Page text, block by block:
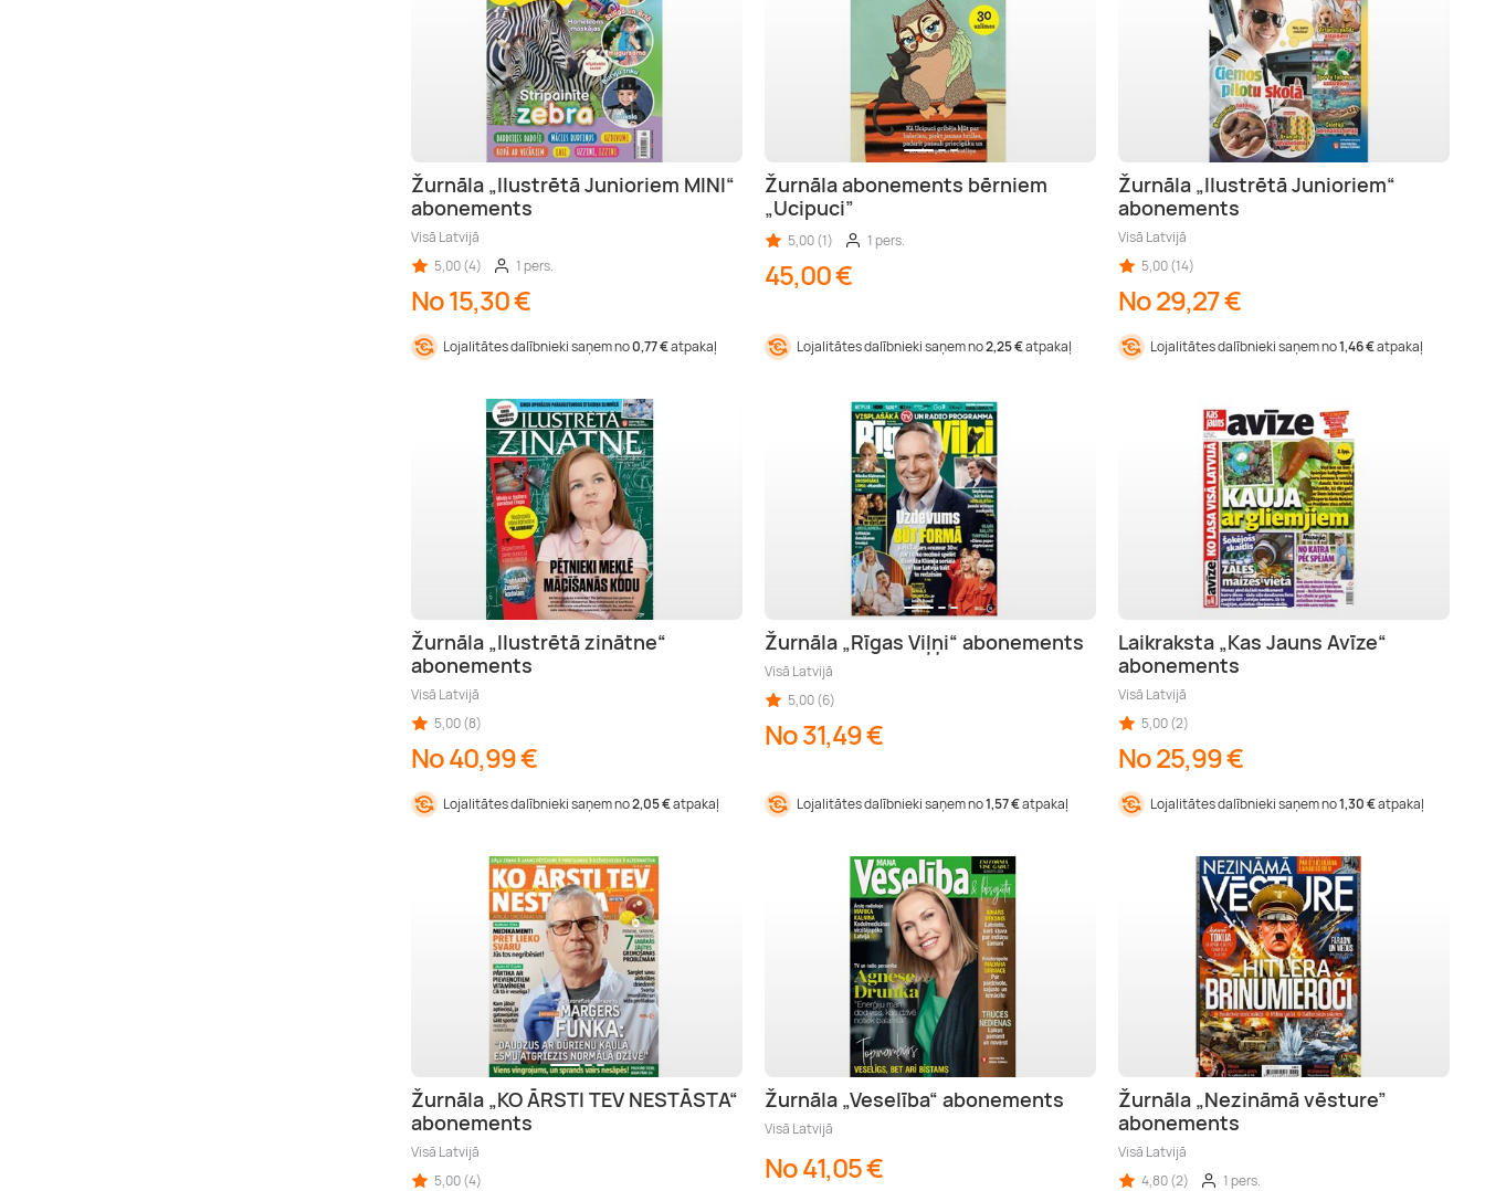
Žurnāla „Ilustrētā Junioriem MINI“
abonements
Visā Latvijā
5,00 (4)
1 pers.
No 15,30 €
Lojalitātes dalībnieki saņem no0,77 €atpakaļ
Žurnāla abonements bērniem
„Ucipuci”
5,00 (1) 1 pers.
45,00 €
Lojalitātes dalībnieki saņem no2,25 €atpakaļ
Žurnāla „Ilustrētā Junioriem“
abonements
Visā Latvijā
5,00 (14)
No 29,27 €
Lojalitātes dalībnieki saņem no1,46 €atpakaļ
Žurnāla „Ilustrētā zinātne“
abonements
Visā Latvijā
5,00 (8)
No 40,99 €
Lojalitātes dalībnieki saņem no2,05 €atpakaļ
Žurnāla „Rīgas Viļņi“ abonements
Visā Latvijā
5,00 (6)
No 31,49 €
Lojalitātes dalībnieki saņem no1,57 €atpakaļ
Laikraksta „Kas Jauns Avīze“
abonements
Visā Latvijā
5,00 (2)
No 25,99 €
Lojalitātes dalībnieki saņem no1,30 €atpakaļ
Žurnāla „KO ĀRSTI TEV NESTĀSTA“
abonements
Visā Latvijā
5,00 (4)
Žurnāla „Veselība“ abonements
Visā Latvijā
No 41,05 €
Žurnāla „Nezināmā vēsture”
abonements
Visā Latvijā
4,80 (2)
1 pers.